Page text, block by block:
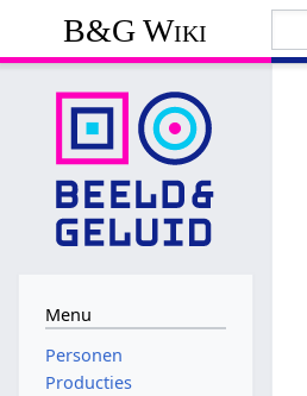
B&G Wiki
Menu
Personen
Producties